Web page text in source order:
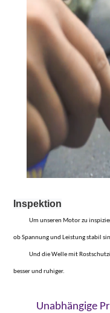
Inspektion
Um unseren Motor zu
ob Spannung und Leistung stabil
Und die Welle mit
besser und ruhiger.
Unabhängige